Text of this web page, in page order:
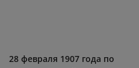
28 февраля 1907 года по